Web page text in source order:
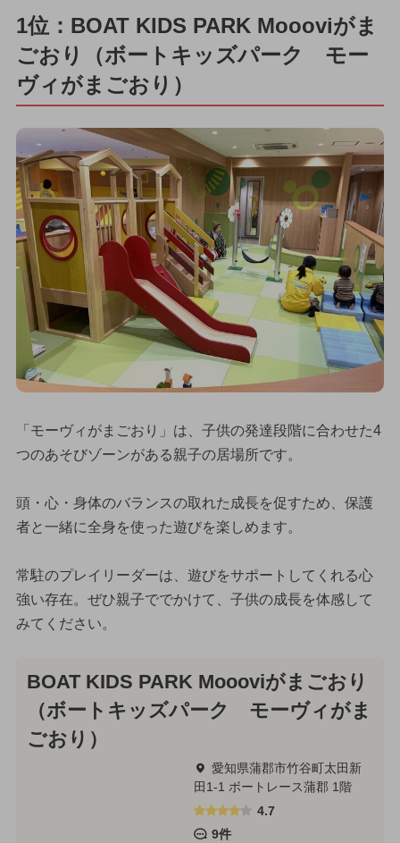
1位：BOAT KIDS PARK Moooviがま
ごおり（ボートキッズパーク モー
ヴィがまごおり）
「モーヴィがまごおり」は、子供の発達段階に合わせた4
つのあそびゾーンがある親子の居場所です。
頭・心・身体のバランスの取れた成長を促すため、保護
者と一緒に全身を使った遊びを楽しめます。
常駐のプレイリーダーは、遊びをサポートしてくれる心
強い存在。ぜひ親子ででかけて、子供の成長を体感して
みてください。
BOAT KIDS PARK Moooviがまごおり
（ボートキッズパーク モーヴィがま
ごおり）
愛知県蒲郡市竹谷町太田新
田1-1 ボートレース蒲郡 1階
4.7
9件